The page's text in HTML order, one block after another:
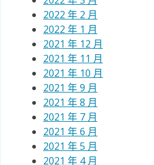
2022 年 2 月
2022 年 1 月
2021 年 12 月
2021 年 11 月
2021 年 10 月
2021 年 9 月
2021 年 8 月
2021 年 7 月
2021 年 6 月
2021 年 5 月
2021 年 4 月